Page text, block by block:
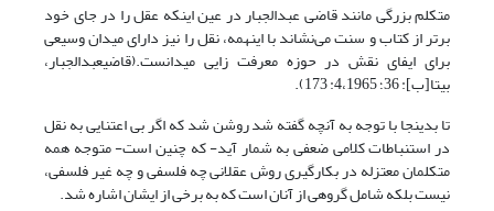
متکلم بزرگی مانند قاضی عبدالجبار در عین اینکه عقل را در جای خود
برتر از کتاب و سنت می‌نشاند با این­همه، نقل را نیز دارای میدان وسیعی
برای ایفای نقش در حوزه معرفت زایی می­دانست.(قاضی‏عبدالجبار،
بی‏تا[ب]: 36؛ 1965،‏4: 173).
تا بدین­جا با توجه به آنچه گفته شد روشن شد که اگر بی اعتنایی به نقل
در استنباطات کلامی ضعفی به شمار آید- که چنین است- متوجه همه
متکلمان معتزله در بکارگیری روش عقلانی چه فلسفی و چه غیر فلسفی،
نیست بلکه شامل گروهی از آنان است که به برخی از ایشان اشاره شد.